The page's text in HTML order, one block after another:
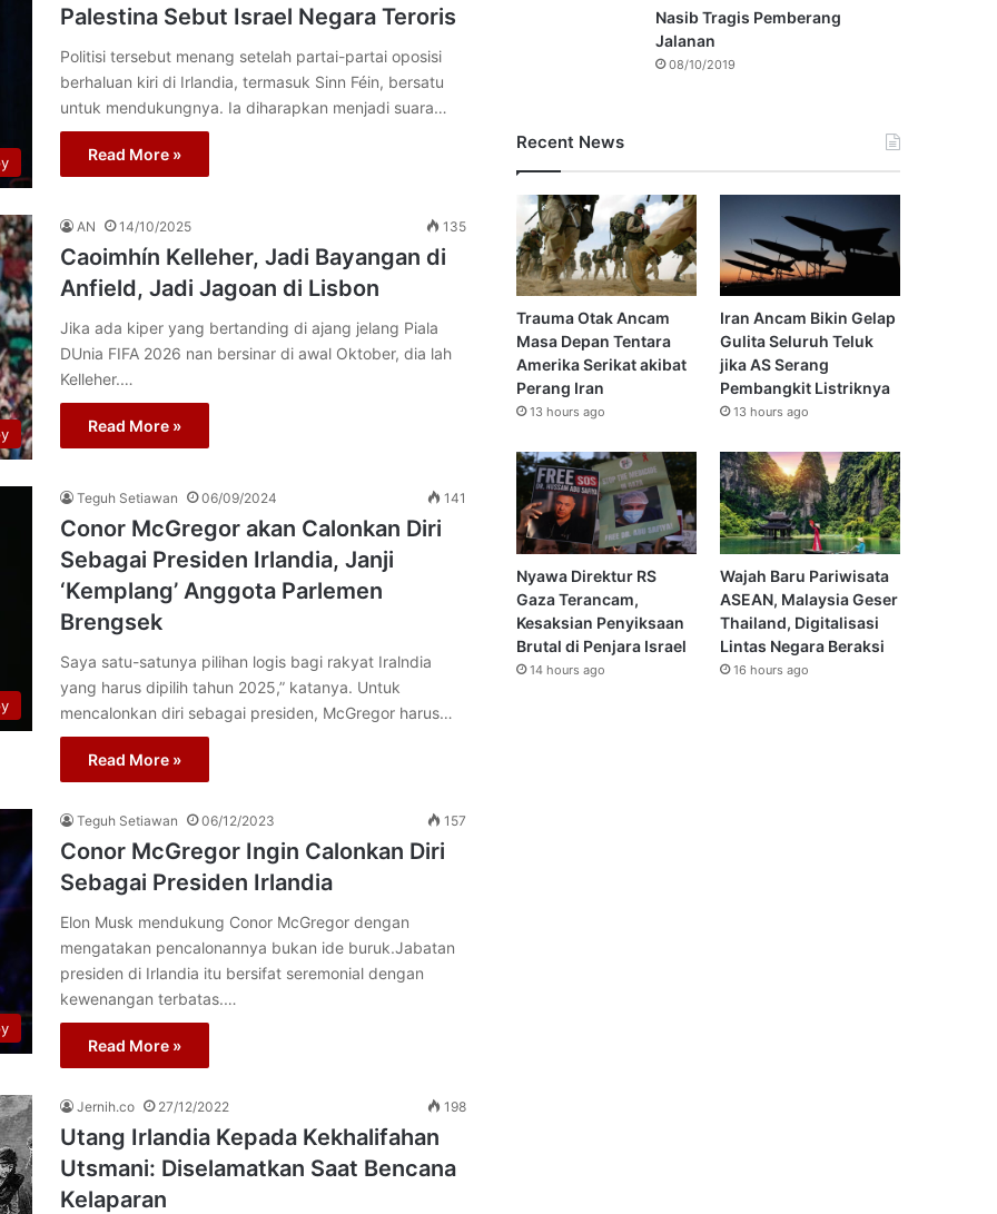
Palestina Sebut Israel Negara Teroris
Politisi tersebut menang setelah partai-partai oposisi
berhaluan kiri di Irlandia, termasuk Sinn Féin, bersatu
untuk mendukungnya. Ia diharapkan menjadi suara…
Read More »
AN 14/10/2025 135
Caoimhín Kelleher, Jadi Bayangan di
Anfield, Jadi Jagoan di Lisbon
Jika ada kiper yang bertanding di ajang jelang Piala
DUnia FIFA 2026 nan bersinar di awal Oktober, dia lah
Kelleher.…
Read More »
Teguh Setiawan 06/09/2024 141
Conor McGregor akan Calonkan Diri
Sebagai Presiden Irlandia, Janji
‘Kemplang’ Anggota Parlemen
Brengsek
Saya satu-satunya pilihan logis bagi rakyat Iralndia
yang harus dipilih tahun 2025,” katanya. Untuk
mencalonkan diri sebagai presiden, McGregor harus…
Read More »
Teguh Setiawan 06/12/2023 157
Conor McGregor Ingin Calonkan Diri
Sebagai Presiden Irlandia
Elon Musk mendukung Conor McGregor dengan
mengatakan pencalonannya bukan ide buruk.Jabatan
presiden di Irlandia itu bersifat seremonial dengan
kewenangan terbatas.…
Read More »
Jernih.co 27/12/2022 198
Utang Irlandia Kepada Kekhalifahan
Utsmani: Diselamatkan Saat Bencana
Kelaparan
Nasib Tragis Pemberang
Jalanan
08/10/2019
Recent News
Trauma Otak Ancam
Masa Depan Tentara
Amerika Serikat akibat
Perang Iran
13 hours ago
Iran Ancam Bikin Gelap
Gulita Seluruh Teluk
jika AS Serang
Pembangkit Listriknya
13 hours ago
Nyawa Direktur RS
Gaza Terancam,
Kesaksian Penyiksaan
Brutal di Penjara Israel
14 hours ago
Wajah Baru Pariwisata
ASEAN, Malaysia Geser
Thailand, Digitalisasi
Lintas Negara Beraksi
16 hours ago